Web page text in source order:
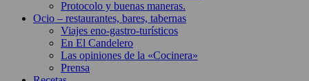
Protocolo y buenas maneras.
Ocio – restaurantes, bares, tabernas
Viajes eno-gastro-turísticos
En El Candelero
Las opiniones de la «Cocinera»
Prensa